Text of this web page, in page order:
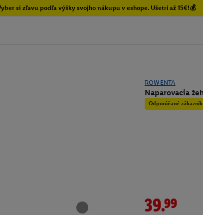
si zľavu podľa výšky svojho nákupu v eshope. Ušetri až 15€!💰
ROWENTA
Naparovacia
Odporúčané
39.99